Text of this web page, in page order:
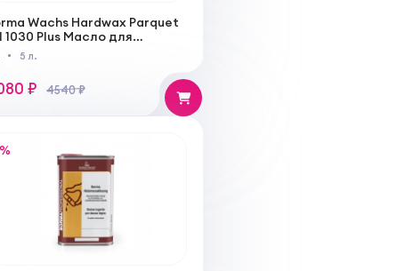
Wachs Hardwax Parquet
1030 Plus Масло для
с твердым воском
5 л.
₽ 4540 ₽
%